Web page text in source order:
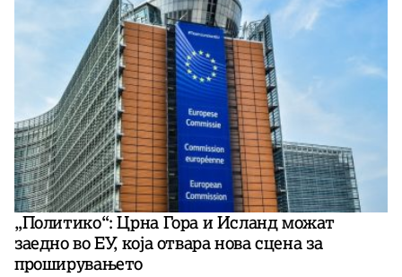
„Политико“: Црна Гора и Исланд можат
заедно во ЕУ, која отвара нова сцена за
проширувањето